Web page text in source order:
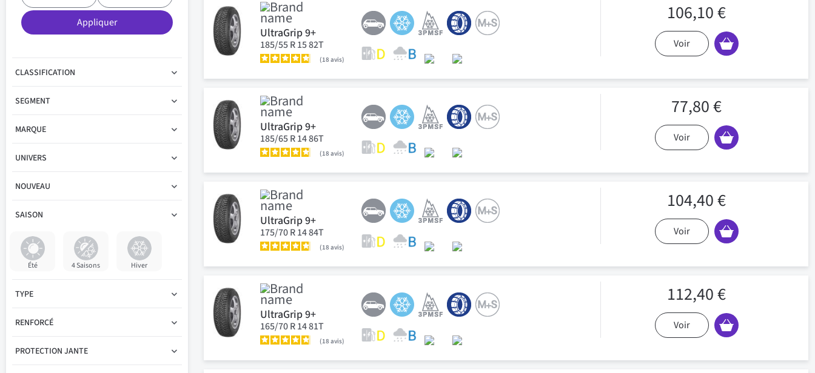
UltraGrip 9+
185/55 R 15 82T
18avis
106,10 €
Voir
UltraGrip 9+
185/65 R 14 86T
18avis
77,80 €
Voir
UltraGrip 9+
175/70 R 14 84T
18avis
104,40 €
Voir
UltraGrip 9+
165/70 R 14 81T
18avis
112,40 €
Voir
Appliquer
CLASSIFICATION
SEGMENT
MARQUE
UNIVERS
NOUVEAU
SAISON
Été 4 Saisons Hiver
TYPE
RENFORCÉ
PROTECTION JANTE